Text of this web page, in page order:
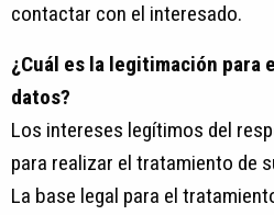
contactar con el interesado.
¿Cuál es la legitimación para
datos?
Los intereses legítimos del
para realizar el tratamiento de
La base legal para el